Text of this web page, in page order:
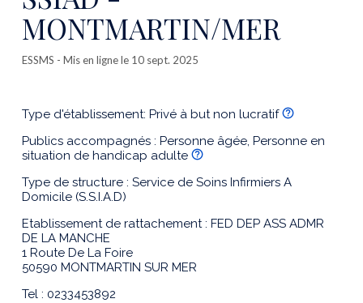
MONTMARTIN/MER
ESSMS - Mis en ligne le 10 sept. 2025
Type d'établissement: Privé à but non lucratif
Publics accompagnés : Personne âgée, Personne en
situation de handicap adulte
Type de structure : Service de Soins Infirmiers A
Domicile (S.S.I.A.D)
Etablissement de rattachement : FED DEP ASS ADMR
DE LA MANCHE
1 Route De La Foire
50590 MONTMARTIN SUR MER
Tel : 0233453892